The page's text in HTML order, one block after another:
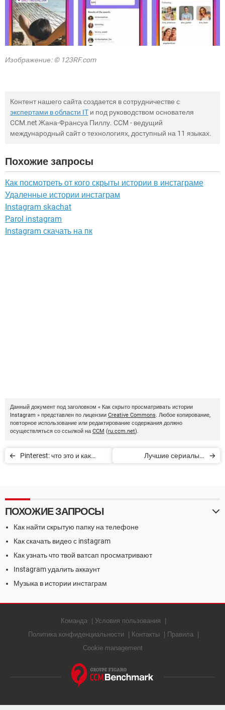
Изображение: © 123RF.com
Контент нашего сайта создается в сотрудничестве с
экспертами в области IT и под руководством основателя
CCM.net Жана-Франсуа Пиллу. CCM - ведущий
международный сайт о технологиях, доступный на 11 языках.
Похожие запросы
Как посмотреть от кого скрыты истории в инстаграме
Удаленные истории инстаграм
Instagram skachat
Parol instagram
Instagram скачать на пк
Данный документ под заголовком « Как скрыто просматривать истории
Instagram » представлен по лицензии Creative Commons. Любое копирование,
повторное использование или редактирование содержания должно
осуществляться со ссылкой на CCM (ru.ccm.net).
Pinterest: что это и как
Лучшие сериалы о
ПОХОЖИЕ ЗАПРОСЫ
Как найти скрытую папку на телефоне
Как скачать видео с instagram
Как узнать что твой ватсап просматривают
Instagram удалить аккаунт
Музыка в истории инстаграм
Команда
Условия пользования
Политика конфиденциальности
Контакты
Правила
Cookie management